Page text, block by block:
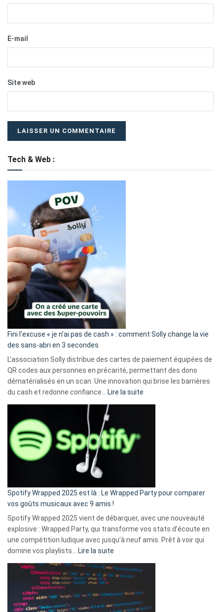
E-mail
Site web
Tech & Web :
Fini l’excuse « je n’ai pas de cash » : comment Solly change la vie
des sans-abri en 3 secondes
L’association Solly distribue des cartes de paiement équipées de
QR codes aux personnes en précarité, permettant des dons
dématérialisés en un scan. Une innovation qui brise les barrières
du cash et redonne confiance… Lire la suite
Fini
»
Solly
change
la
des
3
Spotify Wrapped 2025 est là : Le Wrapped Party pour comparer
vos goûts musicaux avec 9 amis !
Spotify Wrapped 2025 vient de débarquer, avec une nouveauté
explosive : Wrapped Party, qui transforme vos stats d’écoute en
une compétition ludique avec jusqu’à neuf amis. Prêt à voir qui
domine vos playlists… Lire la suite
Spotify
Wrapped
est
là